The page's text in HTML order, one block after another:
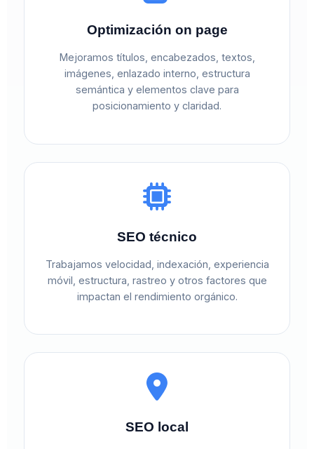
Optimización on page
Mejoramos títulos, encabezados, textos,
imágenes, enlazado interno, estructura
semántica y elementos clave para
posicionamiento y claridad.
SEO técnico
Trabajamos velocidad, indexación, experiencia
móvil, estructura, rastreo y otros factores que
impactan el rendimiento orgánico.
SEO local